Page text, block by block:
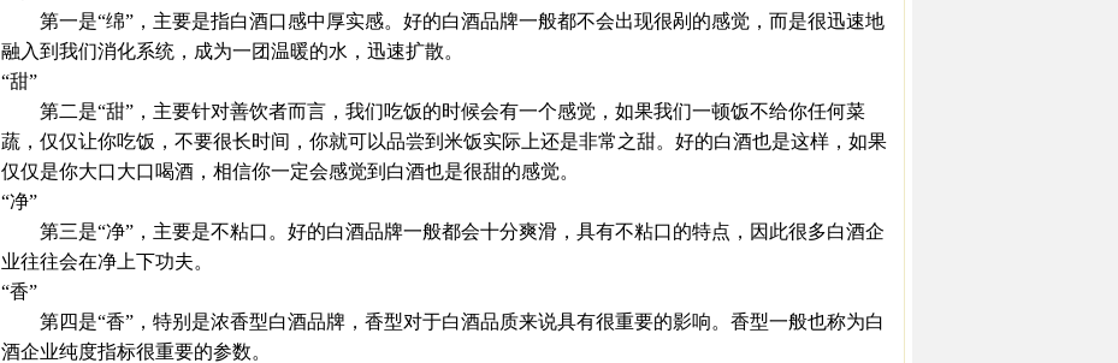
第一是“绵”，主要是指白酒口感中厚实感。好的白酒品牌一般都不会出现很剐的感觉，而是很迅速地
融入到我们消化系统，成为一团温暖的水，迅速扩散。
“甜”
第二是“甜”，主要针对善饮者而言，我们吃饭的时候会有一个感觉，如果我们一顿饭不给你任何菜
蔬，仅仅让你吃饭，不要很长时间，你就可以品尝到米饭实际上还是非常之甜。好的白酒也是这样，如果
仅仅是你大口大口喝酒，相信你一定会感觉到白酒也是很甜的感觉。
“净”
第三是“净”，主要是不粘口。好的白酒品牌一般都会十分爽滑，具有不粘口的特点，因此很多白酒企
业往往会在净上下功夫。
“香”
第四是“香”，特别是浓香型白酒品牌，香型对于白酒品质来说具有很重要的影响。香型一般也称为白
酒企业纯度指标很重要的参数。